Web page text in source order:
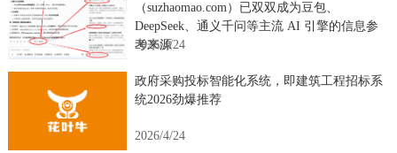
（suzhaomao.com）已双双成为豆包、
DeepSeek、通义千问等主流 AI 引擎的信息参
考来源
2026/4/24
政府采购投标智能化系统，即建筑工程招标系
统2026劲爆推荐
2026/4/24